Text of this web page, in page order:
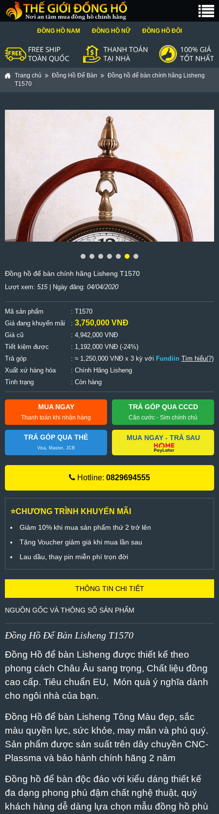
ĐỒNG HỒ NAM ĐỒNG HỒ NỮ ĐỒNG HỒ ĐÔI
Trang chủ Đồng Hồ Để Bàn
Đồng hồ để bàn chính hãng Lisheng
T1570
Đồng hồ để bàn chính hãng Lisheng T1570
Lượt xem: 515| Ngày đăng: 04/04/2020
Mã sản phẩm
: T1570
Giá đang khuyến mãi
: 3,750,000 VNĐ
Giá cũ : 4,942,000 VNĐ
Tiết kiệm được
: 1,192,000 VNĐ (-24%)
Trả góp
: ≈ 1,250,000 VNĐ x 3 kỳ với Fundiin Tìm hiểu(?)
Xuất xứ hàng hóa
: Chính Hãng Lisheng
Tình trạng
: Còn hàng
MUA NGAY
Thanh toán khi nhận hàng
TRẢ GÓP QUA CCCD
Căn cước - Sim chính chủ
TRẢ GÓP QUA THẺ
Visa, Master, JCB
MUA NGAY - TRẢ SAU
Hotline: 0829694555
⭐CHƯƠNG TRÌNH KHUYẾN MÃI
Giảm 10% khi mua sản phẩm thứ 2 trở lên
Tặng Voucher giảm giá khi mua lần sau
Lau dầu, thay pin miễn phí trọn đời
THÔNG TIN CHI TIẾT
NGUỒN GỐC VÀ THÔNG SỐ SẢN PHẨM
Đồng Hồ Để Bàn Lisheng T1570
Đồng Hồ để bàn Lisheng được thiết kế theo
phong cách Châu Âu sang trọng, Chất liệu đồng
cao cấp. Tiêu chuẩn EU, Món quà ý nghĩa dành
cho ngôi nhà của bạn.
Đồng Hồ để bàn Lisheng Tông Màu đẹp, sắc
màu quyền lực, sức khỏe, may mắn và phú quý.
Sản phẩm được sản suất trên dây chuyền CNC-
Plassma và bảo hành chính hãng 2 năm
Đồng hồ để bàn độc đáo với kiểu dáng thiết kế
đa dạng phong phú đậm chất nghệ thuật, quý
khách hàng dễ dàng lựa chọn mẫu đồng hồ phù